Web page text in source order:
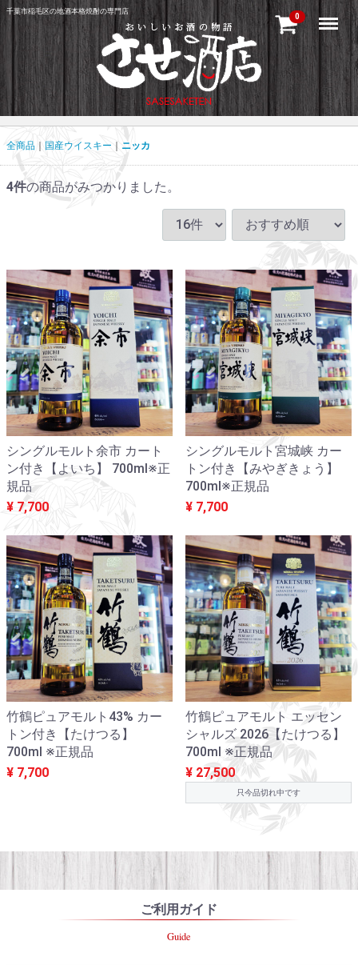
千葉市稲毛区の地酒本格焼酎の専門店
0 Menu
全商品 国産ウイスキー ニッカ
4件の商品がみつかりました。
シングルモルト余市 カート
ン付き【よいち】 700ml※正
規品
¥ 7,700
シングルモルト宮城峡 カー
トン付き【みやぎきょう】
700ml※正規品
¥ 7,700
竹鶴ピュアモルト43% カー
トン付き【たけつる】
700ml ※正規品
¥ 7,700
竹鶴ピュアモルト エッセン
シャルズ 2026【たけつる】
700ml ※正規品
¥ 27,500
只今品切れ中です
ご利用ガイド
Guide